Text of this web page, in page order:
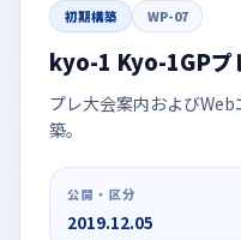
初期構築 WP-07
kyo-1 Kyo-1GPプ
プレ大会案内および
築。
公開・区分
2019.12.05